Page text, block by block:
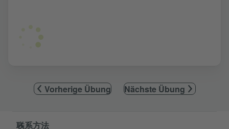
Vorherige Übung Nächste Übung
Service- und Informationsbereich
联系方法